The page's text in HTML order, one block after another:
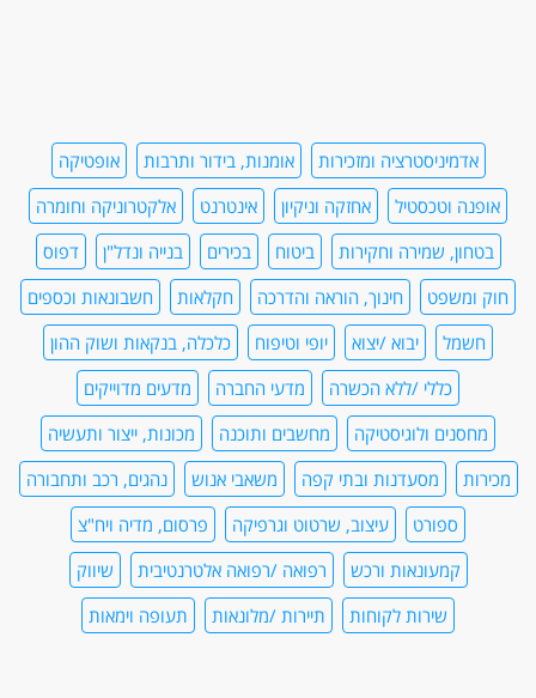
אדמיניסטרציה ומזכירות אומנות, בידור ותרבות
אופטיקה
אופנה וטכסטיל
אחזקה וניקיון אינטרנט
אלקטרוניקה וחומרה
בטחון, שמירה וחקירות
ביטוח בכירים בנייה ונדל"ן
דפוס
חוק ומשפט
חינוך, הוראה והדרכה חקלאות
חשבונאות וכספים
חשמל
יבוא /יצוא יופי וטיפוח
כלכלה, בנקאות ושוק ההון
כללי /ללא הכשרה
מדעי החברה
מדעים מדוייקים
מחסנים ולוגיסטיקה
מחשבים ותוכנה
מכונות, ייצור ותעשיה
מכירות
מסעדנות ובתי קפה משאבי אנוש
נהגים, רכב ותחבורה
ספורט
עיצוב, שרטוט וגרפיקה
פרסום, מדיה ויח"צ
קמעונאות ורכש
רפואה /רפואה אלטרנטיבית
שיווק
שירות לקוחות
תיירות /מלונאות תעופה וימאות